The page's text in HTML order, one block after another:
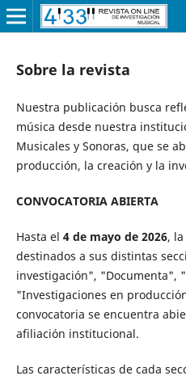
Sobre la revista
Nuestra publicación busca
música desde nuestra
Musicales y Sonoras, que se
producción, la creación y la
CONVOCATORIA ABIERTA
Hasta el 4 de mayo de 2026,
destinados a sus distintas
investigación", "Documenta",
"Investigaciones en
convocatoria se encuentra
afiliación institucional.
Las características de cada